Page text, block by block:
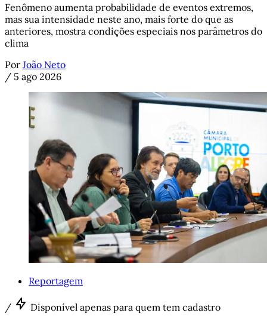
Fenômeno aumenta probabilidade de eventos extremos,
mas sua intensidade neste ano, mais forte do que as
anteriores, mostra condições especiais nos parâmetros do
clima
Por João Neto
/ 5 ago 2026
Reportagem
/ Disponível apenas para quem tem cadastro